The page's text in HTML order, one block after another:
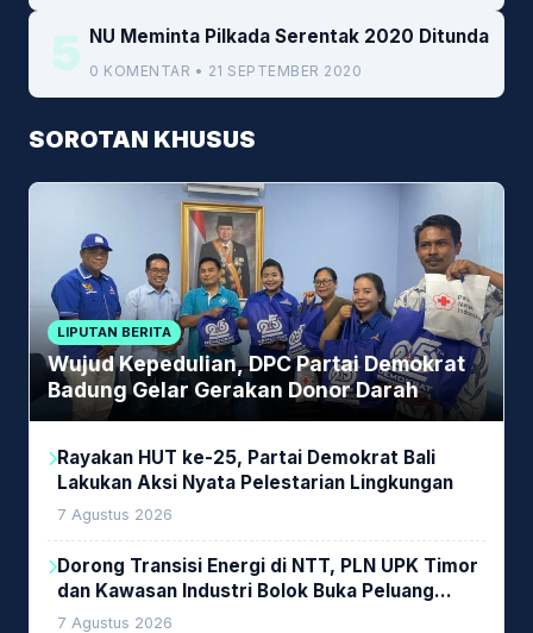
5 NU Meminta Pilkada Serentak 2020 Ditunda
0 KOMENTAR • 21 SEPTEMBER 2020
SOROTAN KHUSUS
LIPUTAN BERITA
Wujud Kepedulian, DPC Partai Demokrat
Badung Gelar Gerakan Donor Darah
Rayakan HUT ke-25, Partai Demokrat Bali
Lakukan Aksi Nyata Pelestarian Lingkungan
7 Agustus 2026
Dorong Transisi Energi di NTT, PLN UPK Timor
dan Kawasan Industri Bolok Buka Peluang
Investasi Woodchip untuk Cofiring PLTU Bolok
7 Agustus 2026